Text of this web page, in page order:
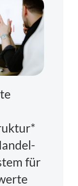
für